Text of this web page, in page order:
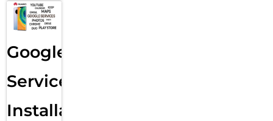
Google
Services
Installation